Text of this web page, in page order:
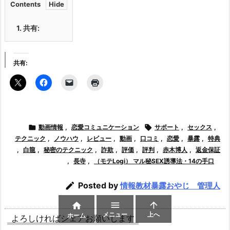
Contents
1. 共有:
共有:
 動画情報 , 恋愛コミュニケーション  サポート , セックス ,
テクニック , ノウハウ , レビュー , 動画 , 口コミ , 恋愛 , 暴露 , 特典
, 白龍 , 秘密のテクニック , 詐欺 , 評価 , 評判 , 赤木博人 , 返金保証
, 長寺 , （モテLogi） マル秘SEX誘導法・14の手口
 Posted by情報教材暴露おやじ 管理人
よろしければシェアお願いします

ホーム

メニュー

上へ